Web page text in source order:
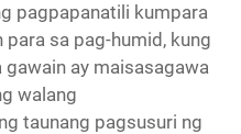
pagpapanatili kumpara
sa pag-humid, kung
gawain ay maisasagawa
walang
taunang pagsusuri ng